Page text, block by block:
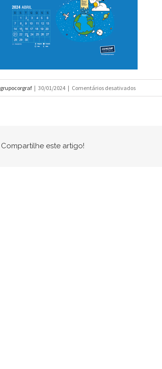
grupocorgraf | 30/01/2024 | Comentários desativadosem
abril
Compartilhe este artigo!